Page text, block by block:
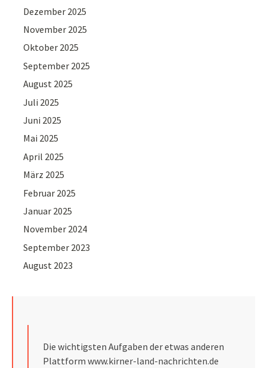
Dezember 2025
November 2025
Oktober 2025
September 2025
August 2025
Juli 2025
Juni 2025
Mai 2025
April 2025
März 2025
Februar 2025
Januar 2025
November 2024
September 2023
August 2023
Die wichtigsten Aufgaben der etwas anderen
Plattform www.kirner-land-nachrichten.de